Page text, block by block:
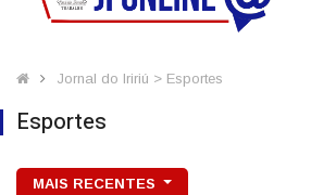
Jornal do Iririú > Esportes
Esportes
MAIS RECENTES